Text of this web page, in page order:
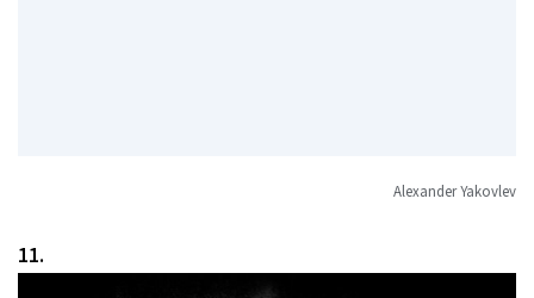
Alexander Yakovlev
11.